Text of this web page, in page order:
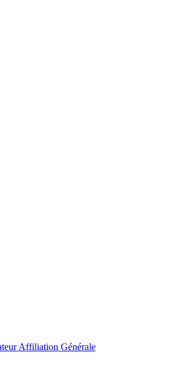
Affiliation Générale